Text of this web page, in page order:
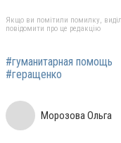
Якщо ви помітили помилку,
повідомити про це редакцію
#гуманитарная помощь
#геращенко
Морозова Ольга